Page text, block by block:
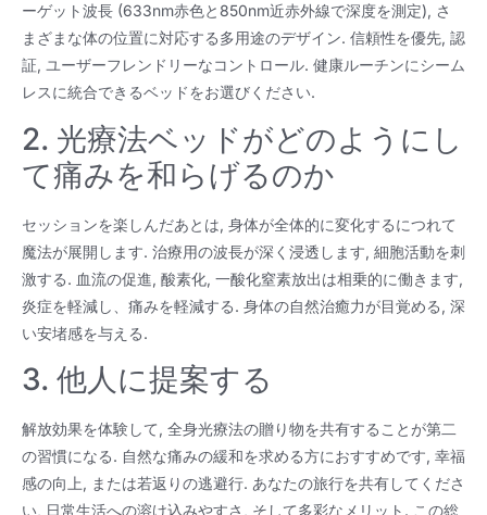
ーゲット波長 (633nm赤色と850nm近赤外線で深度を測定), さ
まざまな体の位置に対応する多用途のデザイン. 信頼性を優先, 認
証, ユーザーフレンドリーなコントロール. 健康ルーチンにシーム
レスに統合できるベッドをお選びください.
2. 光療法ベッドがどのようにし
て痛みを和らげるのか
セッションを楽しんだあとは, 身体が全体的に変化するにつれて
魔法が展開します. 治療用の波長が深く浸透します, 細胞活動を刺
激する. 血流の促進, 酸素化, 一酸化窒素放出は相乗的に働きます,
炎症を軽減し、痛みを軽減する. 身体の自然治癒力が目覚める, 深
い安堵感を与える.
3. 他人に提案する
解放効果を体験して, 全身光療法の贈り物を共有することが第二
の習慣になる. 自然な痛みの緩和を求める方におすすめです, 幸福
感の向上, または若返りの逃避行. あなたの旅行を共有してくださ
い, 日常生活への溶け込みやすさ, そして多彩なメリット. この総